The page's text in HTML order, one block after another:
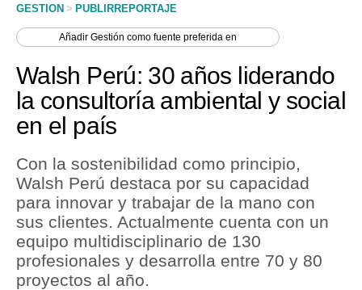
Economía
Mercados
Política
Tu Dinero
Finanzas Personales
Inmobiliarias
GESTION > PUBLIRREPORTAJE
AñadirGestión como fuente preferida en
Walsh Perú: 30 años liderando
la consultoría ambiental y social
en el país
Con la sostenibilidad como principio,
Walsh Perú destaca por su capacidad
para innovar y trabajar de la mano con
sus clientes. Actualmente cuenta con un
equipo multidisciplinario de 130
profesionales y desarrolla entre 70 y 80
proyectos al año.